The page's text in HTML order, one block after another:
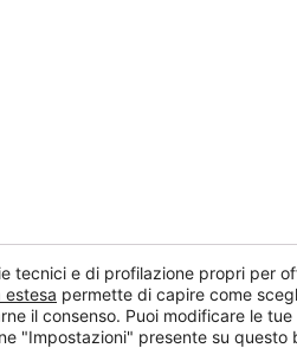
tecnici e di profilazione propri per
estesa permette di capire come
il consenso. Puoi modificare le
"Impostazioni" presente su questo